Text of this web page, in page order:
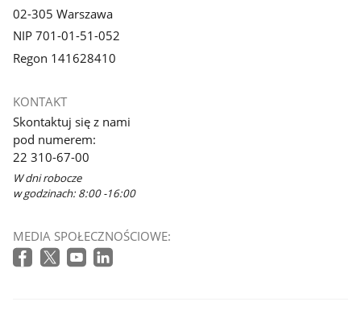
02-305 Warszawa
NIP 701-01-51-052
Regon 141628410
KONTAKT
Skontaktuj się z nami
pod numerem:
22 310-67-00
W dni robocze
w godzinach: 8:00 -16:00
MEDIA SPOŁECZNOŚCIOWE: